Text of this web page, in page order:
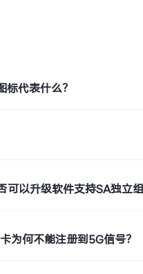
标代表什么？
可以升级软件支持SA独立组
为何不能注册到5G信号？